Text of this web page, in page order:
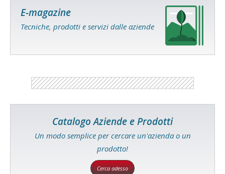
E-magazine
Tecniche, prodotti e servizi dalle aziende
Catalogo Aziende e Prodotti
Un modo semplice per cercare un'azienda o un
prodotto!
Cerca adesso